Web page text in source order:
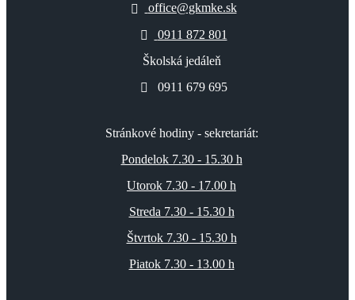
office@gkmke.sk
0911 872 801
Školská jedáleň
0911 679 695
Stránkové hodiny - sekretariát:
Pondelok 7.30 - 15.30 h
Utorok 7.30 - 17.00 h
Streda 7.30 - 15.30 h
Štvrtok 7.30 - 15.30 h
Piatok 7.30 - 13.00 h